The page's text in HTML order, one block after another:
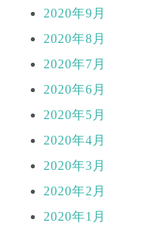
2020年9月
2020年8月
2020年7月
2020年6月
2020年5月
2020年4月
2020年3月
2020年2月
2020年1月